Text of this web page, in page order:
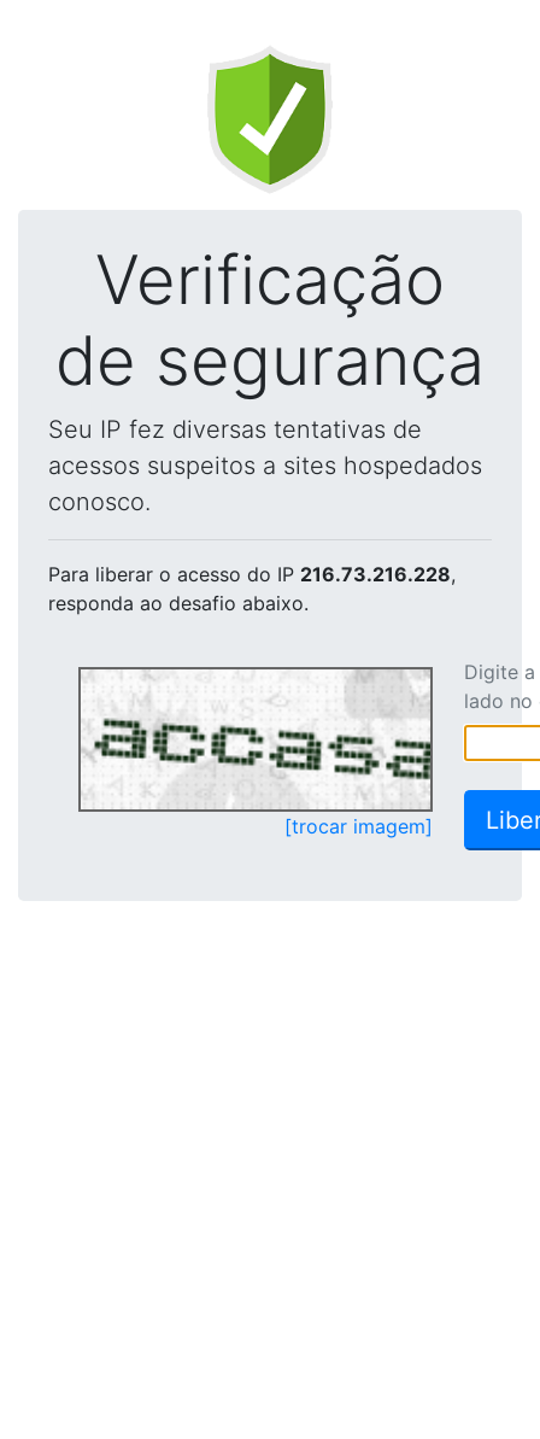
Verificação
de segurança
Seu IP fez diversas tentativas de
acessos suspeitos a sites hospedados
conosco.
Para liberar o acesso do IP 216.73.216.228,
responda ao desafio abaixo.
[trocar imagem]
Digite
lado no